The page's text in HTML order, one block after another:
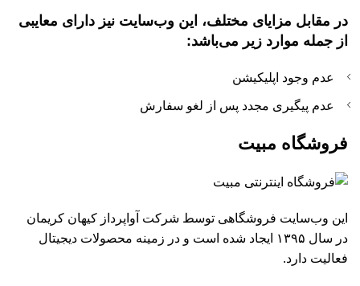
در مقابل مزایای مختلف، این وب‌سایت نیز دارای معایبی
از جمله موارد زیر می‌باشد:
عدم وجود اپلیکیشن
عدم پیگیری مجدد پس از لغو سفارش
فروشگاه مبیت
این وب‌سایت فروشگاهی توسط شرکت آواپرداز کیهان کریمان
در سال ۱۳۹۵ ایجاد شده است و در زمینه محصولات دیجیتال
فعالیت دارد.